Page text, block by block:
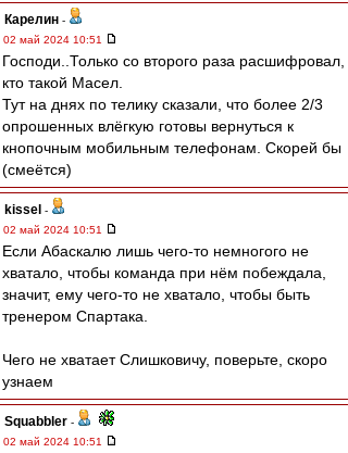
Карелин -
02 май 2024 10:51
Господи..Только со второго раза расшифровал,
кто такой Масел.
Тут на днях по телику сказали, что более 2/3
опрошенных влёгкую готовы вернуться к
кнопочным мобильным телефонам. Скорей бы
(смеётся)
kissel -
02 май 2024 10:51
Если Абаскалю лишь чего-то немногого не
хватало, чтобы команда при нём побеждала,
значит, ему чего-то не хватало, чтобы быть
тренером Спартака.
Чего не хватает Слишковичу, поверьте, скоро
узнаем
Squabbler -
02 май 2024 10:51